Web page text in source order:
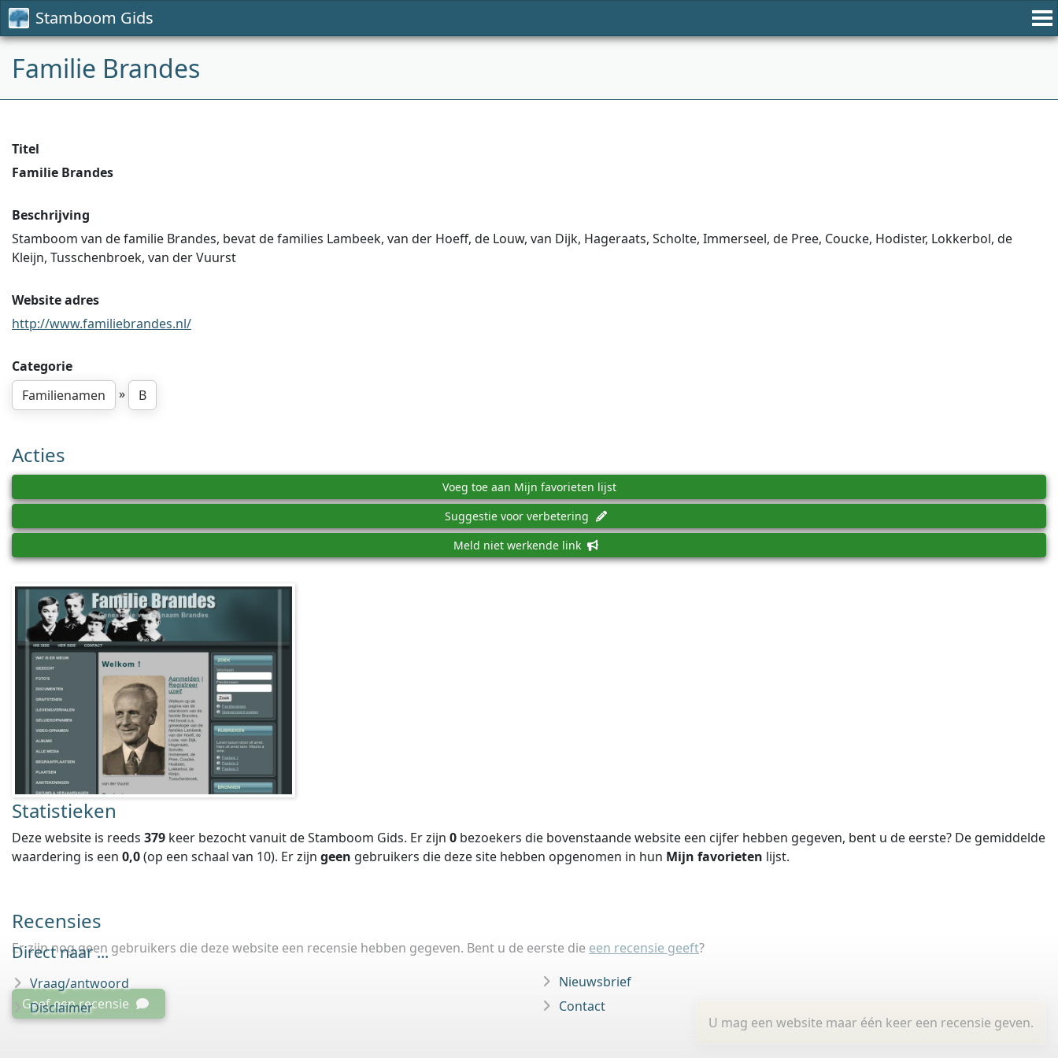
Stamboom Gids
Familie Brandes
Titel
Familie Brandes
Beschrijving
Stamboom van de familie Brandes, bevat de families Lambeek, van der Hoeff, de Louw, van Dijk, Hageraats, Scholte, Immerseel, de Pree, Coucke, Hodister, Lokkerbol, de
Kleijn, Tusschenbroek, van der Vuurst
Website adres
http://www.familiebrandes.nl/
Categorie
Familienamen
» B
Acties
Voeg toe aan Mijn favorieten lijst
Suggestie voor verbetering
Meld niet werkende link
Statistieken
Deze website is reeds 379 keer bezocht vanuit de Stamboom Gids. Er zijn 0 bezoekers die bovenstaande website een cijfer hebben gegeven, bent u de eerste? De gemiddelde
waardering is een 0,0(op een schaal van 10). Er zijn geen gebruikers die deze site hebben opgenomen in hun Mijn favorieten lijst.
Recensies
Er zijn nog geen gebruikers die deze website een recensie hebben gegeven. Bent u de eerste die een recensie geeft?
U mag een website maar één keer een recensie geven.
Geef een recensie
Direct naar ...
Vraag/antwoord
Disclaimer
Nieuwsbrief
Contact